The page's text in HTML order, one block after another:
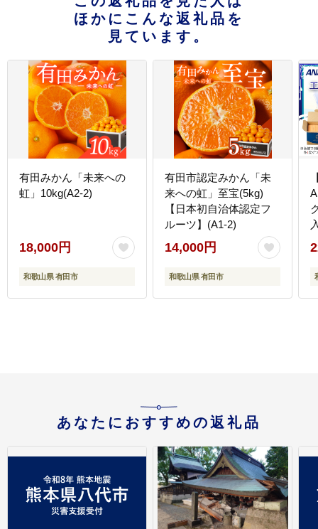
ほかにこんな返礼品を
見ています。
有田みかん「未来への
虹」10kg(A2-2)
18,000円
和歌山県 有田市
有田市認定みかん「未
来への虹」至宝(5kg)
【日本初自治体認定フ
ルーツ】(A1-2)
14,000円
和歌山県 有田市
あなたにおすすめの返礼品